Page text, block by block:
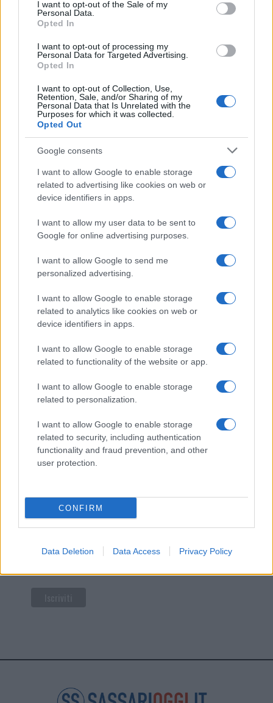
I want to opt-out of the Sale of my
Personal Data.
Opted In
I want to opt-out of processing my
Personal Data for Targeted Advertising.
Opted In
I want to opt-out of Collection, Use,
Retention, Sale, and/or Sharing of my
Personal Data that Is Unrelated with the
Purposes for which it was collected.
Opted Out
Google consents
I want to allow Google to enable storage
related to advertising like cookies on web or
device identifiers in apps.
I want to allow my user data to be sent to
Google for online advertising purposes.
I want to allow Google to send me
personalized advertising.
I want to allow Google to enable storage
related to analytics like cookies on web or
device identifiers in apps.
I want to allow Google to enable storage
related to functionality of the website or app.
I want to allow Google to enable storage
related to personalization.
I want to allow Google to enable storage
related to security, including authentication
functionality and fraud prevention, and other
user protection.
CONFIRM
Data Deletion Data Access Privacy Policy
I nostri cari
I nostri cari
I nostri cari
Giovannimaria Cabras
Invia un Comunicato Stampa
Vuoi rimanere sempre aggiornato?
Iscriviti alla newsletter di Gallura Oggi e ricevi le nostre
email periodiche contenenti le ultime notizie pubblicate
sul sito web!
Indirizzo email*
marketing. Iscrivendoti alla newsletter accetti che le
tue informazioni siano trasferite a Mailchimp per
l'elaborazione.Leggi qui l'informativa sulla privacy
di Mailchimp.
facendo clic sul collegamento nel piè di pagina delle